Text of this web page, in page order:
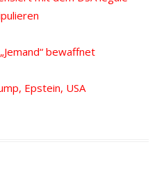
bewaffnet
Epstein, USA